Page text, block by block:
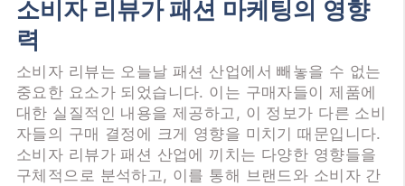
소비자 리뷰가 패션 마케팅의 영향
력
소비자 리뷰는 오늘날 패션 산업에서 빼놓을 수 없는
중요한 요소가 되었습니다. 이는 구매자들이 제품에
대한 실질적인 내용을 제공하고, 이 정보가 다른 소비
자들의 구매 결정에 크게 영향을 미치기 때문입니다.
소비자 리뷰가 패션 산업에 끼치는 다양한 영향들을
구체적으로 분석하고, 이를 통해 브랜드와 소비자 간